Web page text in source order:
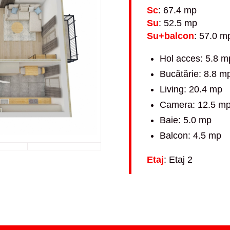
Sc: 67.4 mp
Su: 52.5 mp
Su+balcon: 57.0
Hol acces: 5.8
Bucătărie: 8.8
Living: 20.4 mp
Camera: 12.5
Baie: 5.0 mp
Balcon: 4.5 mp
Etaj: Etaj 2